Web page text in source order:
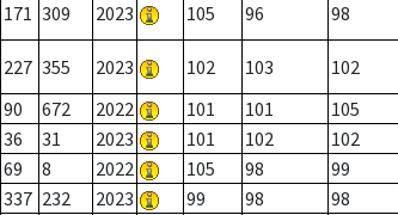
171 309 2023 105 96 98
227 355 2023 102 103 102
90 672 2022 101 101 105
36 31 2023 101 102 102
69 8 2022 105 98 99
337 232 2023 99 98 98